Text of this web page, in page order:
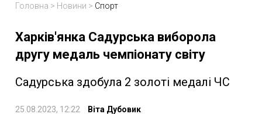
Головна > Новини > Спорт
Харків'янка Садурська виборола
другу медаль чемпіонату світу
Садурська здобула 2 золоті медалі ЧС
25.08.2023, 12:22 Віта Дубовик